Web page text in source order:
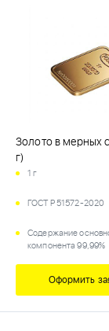
Золото в мерных
г)
1 г
ГОСТ Р 51572-2020
Содержание
компонента 99,99%
Оформить